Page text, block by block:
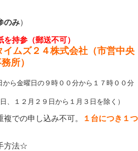
のみ）
持参（郵送不可）
イムズ２４株式会社（市営中央
所）
ら金曜日の９時００分から１７時００分
月２９日から１月３日を除く）
申し込み不可。
１台につき１つ
法☆